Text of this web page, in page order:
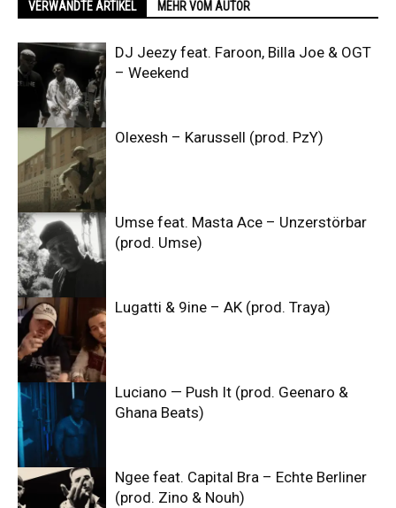
VERWANDTE ARTIKEL MEHR VOM AUTOR
DJ Jeezy feat. Faroon, Billa Joe & OGT
– Weekend
Olexesh – Karussell (prod. PzY)
Umse feat. Masta Ace – Unzerstörbar
(prod. Umse)
Lugatti & 9ine – AK (prod. Traya)
Luciano — Push It (prod. Geenaro &
Ghana Beats)
Ngee feat. Capital Bra – Echte Berliner
(prod. Zino & Nouh)